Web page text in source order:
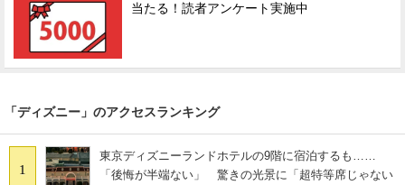
当たる！読者アンケート実施中
「ディズニー」のアクセスランキング
1
東京ディズニーランドホテルの9階に宿泊するも……
「後悔が半端ない」 驚きの光景に「超特等席じゃない